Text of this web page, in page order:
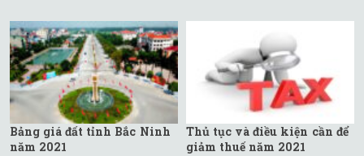
Bảng giá đất tỉnh Bắc Ninh
năm 2021
Thủ tục và điều kiện cần để
giảm thuế năm 2021